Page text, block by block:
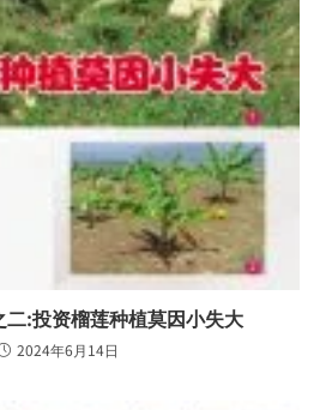
:投资榴莲种植莫因小失大
2024年6月14日